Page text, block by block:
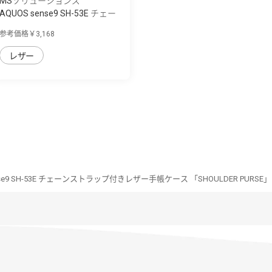
AQUOS sense9 SH-53E チェー
参考価格￥3,168
レザー
SH-53E チェーンストラップ付きレザー手帳ケース 「SHOULDER PURSE